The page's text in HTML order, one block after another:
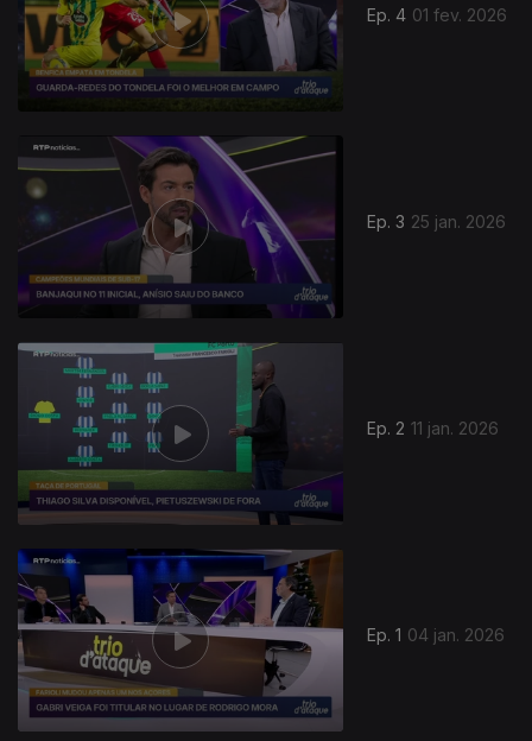
Ep. 4 01 fev. 2026
Ep. 3 25 jan. 2026
Ep. 2 11 jan. 2026
Ep. 1 04 jan. 2026
900143